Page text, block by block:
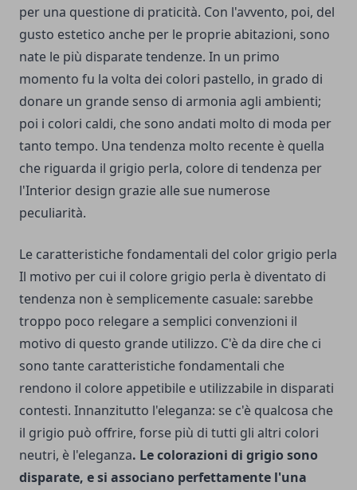
per una questione di praticità. Con l'avvento, poi, del
gusto estetico anche per le proprie abitazioni, sono
nate le più disparate tendenze. In un primo
momento fu la volta dei colori pastello, in grado di
donare un grande senso di armonia agli ambienti;
poi i colori caldi, che sono andati molto di moda per
tanto tempo. Una tendenza molto recente è quella
che riguarda il grigio perla, colore di tendenza per
l'Interior design grazie alle sue numerose
peculiarità.
Le caratteristiche fondamentali del color grigio perla
Il motivo per cui il colore grigio perla è diventato di
tendenza non è semplicemente casuale: sarebbe
troppo poco relegare a semplici convenzioni il
motivo di questo grande utilizzo. C'è da dire che ci
sono tante caratteristiche fondamentali che
rendono il colore appetibile e utilizzabile in disparati
contesti. Innanzitutto l'eleganza: se c'è qualcosa che
il grigio può offrire, forse più di tutti gli altri colori
neutri, è l'eleganza. Le colorazioni di grigio sono
disparate, e si associano perfettamente l'una